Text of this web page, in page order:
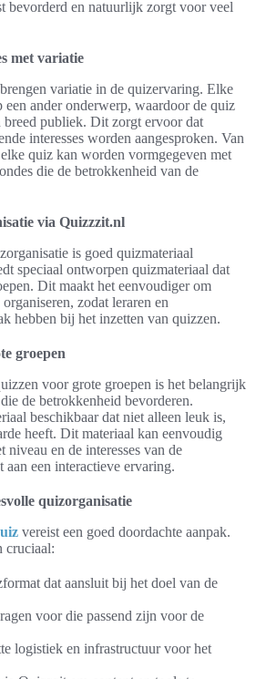
bevorderd en natuurlijk zorgt voor veel
met variatie
variatie in de quizervaring. Elke
ander onderwerp, waardoor de quiz
breed publiek. Dit zorgt ervoor dat
interesses worden aangesproken. Van
quiz kan worden vormgegeven met
die de betrokkenheid van de
via Quizzzit.nl
is goed quizmateriaal
speciaal ontworpen quizmateriaal dat
Dit maakt het eenvoudiger om
zodat leraren en
hebben bij het inzetten van quizzen.
groepen
voor grote groepen is het belangrijk
de betrokkenheid bevorderen.
beschikbaar dat niet alleen leuk is,
heeft. Dit materiaal kan eenvoudig
niveau en de interesses van de
aan een interactieve ervaring.
quizorganisatie
vereist een goed doordachte aanpak.
cruciaal:
dat aansluit bij het doel van de
voor die passend zijn voor de
logistiek en infrastructuur voor het